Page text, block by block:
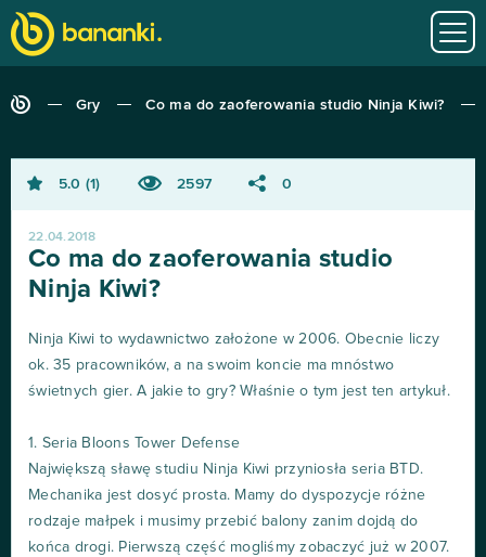
Gry Co ma do zaoferowania studio Ninja Kiwi?
5.0 1 2597 0
22.04.2018
Co ma do zaoferowania studio
Ninja Kiwi?
Ninja Kiwi to wydawnictwo założone w 2006. Obecnie liczy
ok. 35 pracowników, a na swoim koncie ma mnóstwo
świetnych gier. A jakie to gry? Właśnie o tym jest ten artykuł.
1. Seria Bloons Tower Defense
Największą sławę studiu Ninja Kiwi przyniosła seria BTD.
Mechanika jest dosyć prosta. Mamy do dyspozycje różne
rodzaje małpek i musimy przebić balony zanim dojdą do
końca drogi. Pierwszą część mogliśmy zobaczyć już w 2007.